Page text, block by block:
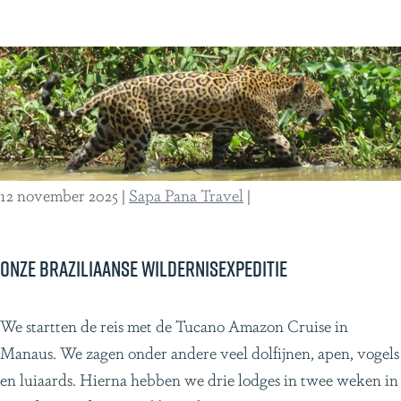
g
o
n
i
ë
r
e
s
r
s
t
o
t
W
e
v
a
Onze Braziliaanse Wildernisexpeditie
12 november 2025 | Sapa Pana Travel |
O
n
z
We startten de reis met de Tucano Amazon Cruise in
Manaus. We zagen onder andere veel dolfijnen, apen, vogels
en luiaards. Hierna hebben we drie lodges in twee weken in